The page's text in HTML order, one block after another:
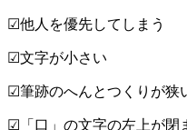
☑︎他人を優先してしまう
☑︎文字が小さい
☑︎筆跡のへんとつくりが狭
☑︎「口」の文字の左上が閉